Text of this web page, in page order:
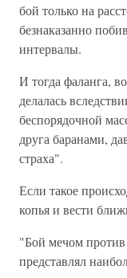
бой только на
безнаказанно
интервалы.
И тогда фаланга,
делалась
беспорядочной
друга баранами,
страха".
Если такое
копья и вести
"Бой мечом
представлял